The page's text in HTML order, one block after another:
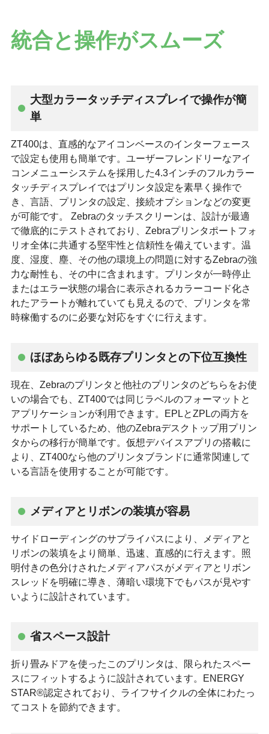
統合と操作がスムーズ
大型カラータッチディスプレイで操作が簡
単
ZT400は、直感的なアイコンベースのインターフェース
で設定も使用も簡単です。ユーザーフレンドリーなアイ
コンメニューシステムを採用した4.3インチのフルカラー
タッチディスプレイではプリンタ設定を素早く操作で
き、言語、プリンタの設定、接続オプションなどの変更
が可能です。 Zebraのタッチスクリーンは、設計が最適
で徹底的にテストされており、Zebraプリンタポートフォ
リオ全体に共通する堅牢性と信頼性を備えています。温
度、湿度、塵、その他の環境上の問題に対するZebraの強
力な耐性も、その中に含まれます。プリンタが一時停止
またはエラー状態の場合に表示されるカラーコード化さ
れたアラートが離れていても見えるので、プリンタを常
時稼働するのに必要な対応をすぐに行えます。
ほぼあらゆる既存プリンタとの下位互換性
現在、Zebraのプリンタと他社のプリンタのどちらをお使
いの場合でも、ZT400では同じラベルのフォーマットと
アプリケーションが利用できます。EPLとZPLの両方を
サポートしているため、他のZebraデスクトップ用プリン
タからの移行が簡単です。仮想デバイスアプリの搭載に
より、ZT400なら他のプリンタブランドに通常関連して
いる言語を使用することが可能です。
メディアとリボンの装填が容易
サイドローディングのサプライパスにより、メディアと
リボンの装填をより簡単、迅速、直感的に行えます。照
明付きの色分けされたメディアパスがメディアとリボン
スレッドを明確に導き、薄暗い環境下でもパスが見やす
いように設計されています。
省スペース設計
折り畳みドアを使ったこのプリンタは、限られたスペー
スにフィットするように設計されています。ENERGY
STAR®認定されており、ライフサイクルの全体にわたっ
てコストを節約できます。